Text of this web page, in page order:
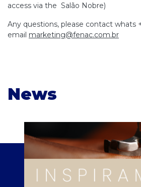
access via the Salão Nobre)
Any questions, please contact whats
email marketing@fenac.com.br
News